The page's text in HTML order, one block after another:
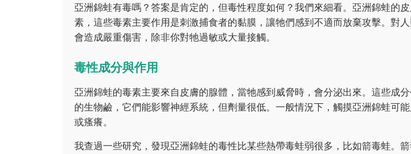
亞洲錦蛙有毒嗎？答案是肯定的，但毒性程度如何？我們來細看。亞洲錦蛙的
素，這些毒素主要作用是刺激捕食者的黏膜，讓牠們感到不適而放棄攻擊。對
會造成嚴重傷害，除非你對牠過敏或大量接觸。
毒性成分與作用
亞洲錦蛙的毒素主要來自皮膚的腺體，當牠感到威脅時，會分泌出來。這些成
的生物鹼，它們能影響神經系統，但劑量很低。一般情況下，觸摸亞洲錦蛙可
或瘙癢。
我查過一些研究，發現亞洲錦蛙的毒性比某些熱帶毒蛙弱很多，比如箭毒蛙。